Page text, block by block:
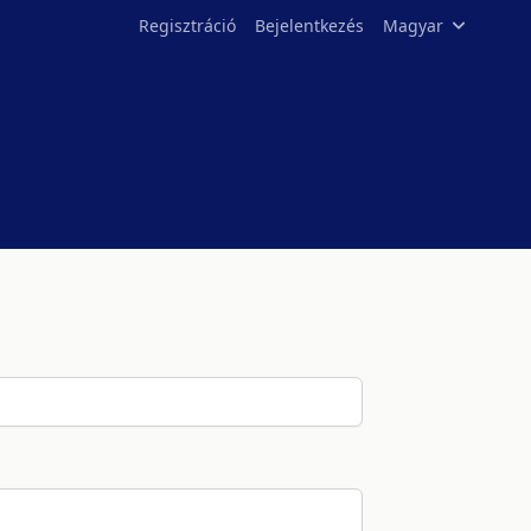
Regisztráció Bejelentkezés Magyar